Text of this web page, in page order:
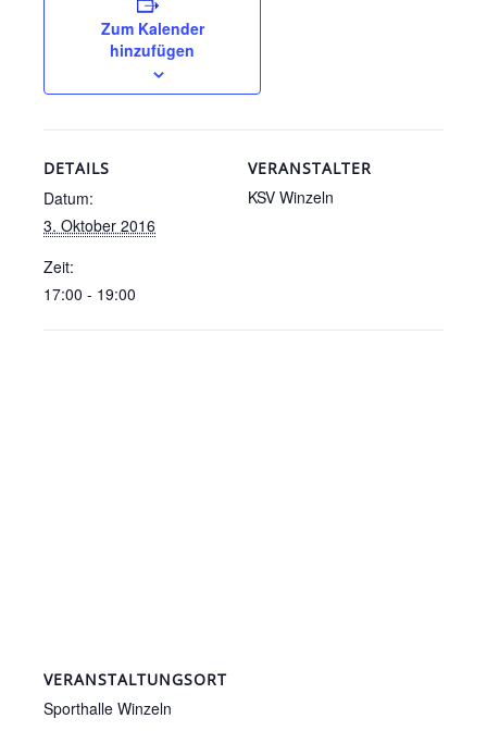
Zum Kalender
hinzufügen
DETAILS
Datum:
3. Oktober 2016
Zeit:
17:00 - 19:00
VERANSTALTER
KSV Winzeln
VERANSTALTUNGSORT
Sporthalle Winzeln